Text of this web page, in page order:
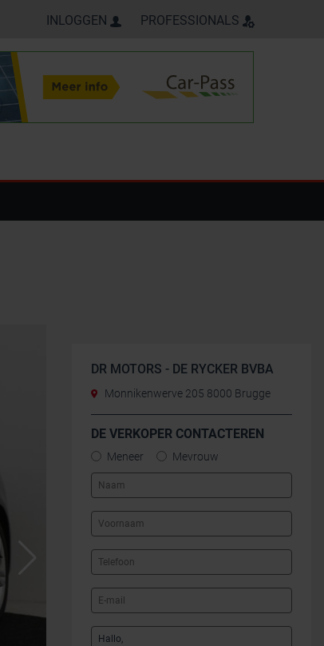
INLOGGEN PROFESSIONALS
DR MOTORS - DE RYCKER BVBA
Monnikenwerve 205 8000 Brugge
DE VERKOPER CONTACTEREN
Meneer Mevrouw